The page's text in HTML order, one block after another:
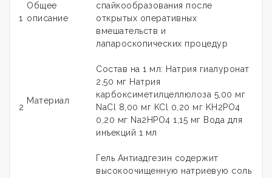
1
Общее
описание
спайкообразования после
открытых оперативных
вмешательств и
лапароскопических процедур
2
Материал
Состав на 1 мл: Натрия гиалуронат
2,50 мг Натрия
карбоксиметилцеллюлоза 5,00 мг
NaCl 8,00 мг KCl 0,20 мг KH2PO4
0,20 мг Na2HPO4 1,15 мг Вода для
инъекций 1 мл
Гель Антиадгезин содержит
высокоочищенную натриевую соль